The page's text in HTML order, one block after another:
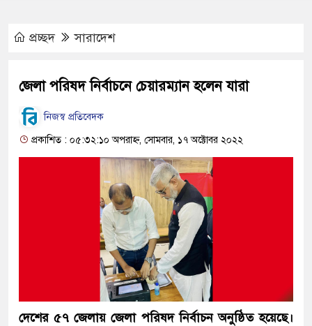
প্রচ্ছদ সারাদেশ
জেলা পরিষদ নির্বাচনে চেয়ারম্যান হলেন যারা
নিজস্ব প্রতিবেদক
প্রকাশিত : ০৫:৩২:১০ অপরাহ্ন, সোমবার, ১৭ অক্টোবর ২০২২
দেশের ৫৭ জেলায় জেলা পরিষদ নির্বাচন অনুষ্ঠিত হয়েছে।